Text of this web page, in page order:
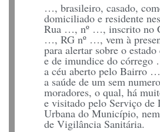
…, brasileiro, casado,
domiciliado e residente
Rua …, nº …, inscrito no
…, RG nº …, vem à
para alertar sobre o
e de imundice do
a céu aberto pelo Bairro
a saúde de um sem
moradores, o qual, há
e visitado pelo Serviço de
Urbana do Município,
de Vigilância Sanitária.